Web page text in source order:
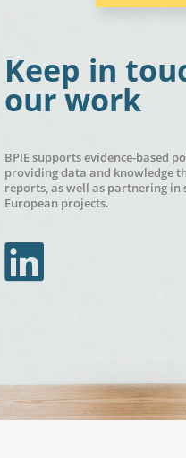
Keep in
our work
BPIE supports evidence-based
providing data and knowledge
reports, as well as partnering in
European projects.
In